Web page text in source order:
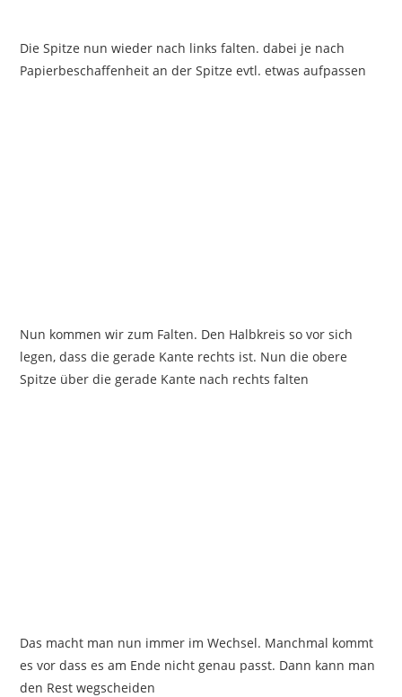
Die Spitze nun wieder nach links falten. dabei je nach
Papierbeschaffenheit an der Spitze evtl. etwas aufpassen
Nun kommen wir zum Falten. Den Halbkreis so vor sich
legen, dass die gerade Kante rechts ist. Nun die obere
Spitze über die gerade Kante nach rechts falten
Das macht man nun immer im Wechsel. Manchmal kommt
es vor dass es am Ende nicht genau passt. Dann kann man
den Rest wegscheiden